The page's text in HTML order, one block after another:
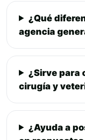
¿Qué
agencia
¿Sirve para
cirugía y
¿Ayuda a